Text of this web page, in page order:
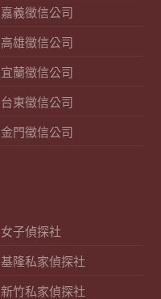
嘉義徵信公司
高雄徵信公司
宜蘭徵信公司
台東徵信公司
金門徵信公司
女子偵探社
基隆私家偵探社
新竹私家偵探社